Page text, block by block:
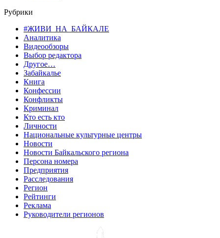
Рубрики
#ЖИВИ_НА_БАЙКАЛЕ
Аналитика
Видеообзоры
Выбор редактора
Другое…
Забайкалье
Книга
Конфессии
Конфликты
Криминал
Кто есть кто
Личности
Национальные культурные центры
Новости
Новости Байкальского региона
Персона номера
Предприятия
Расследования
Регион
Рейтинги
Реклама
Руководители регионов